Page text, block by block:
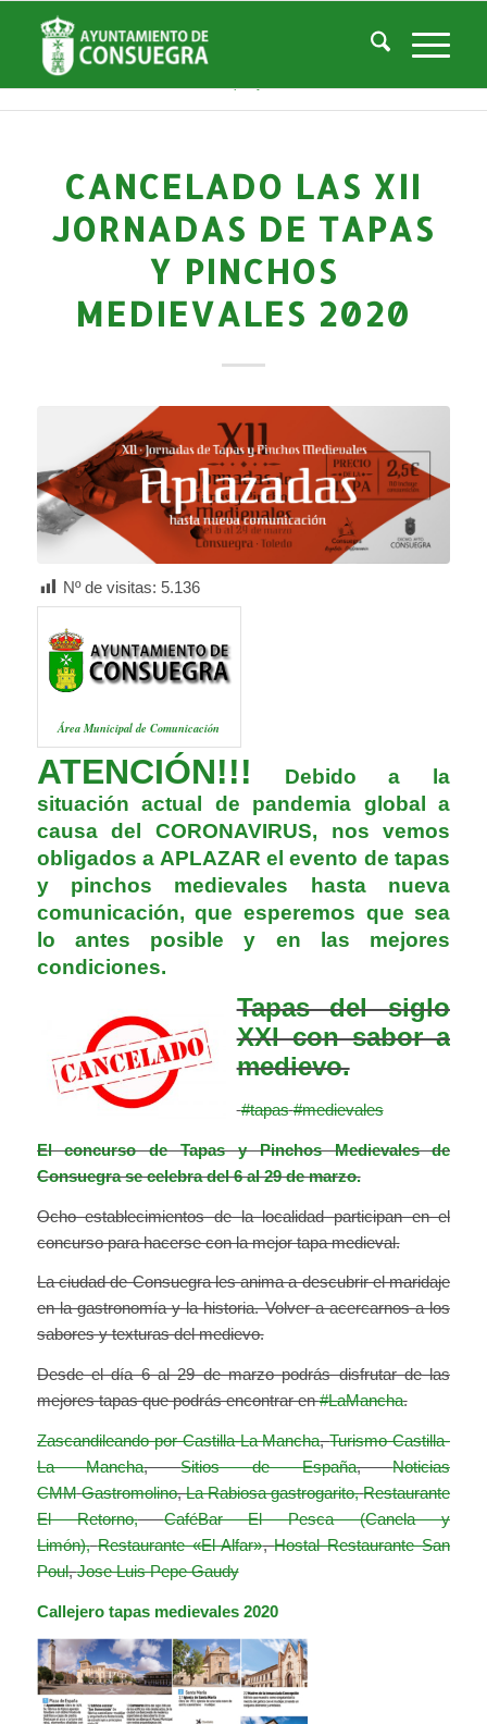
Noticias
Usted está aquí: Inicio / Noticias Cultura /
Actividades culturales y educativas
CANCELADO LAS XII
JORNADAS DE TAPAS
Y PINCHOS
MEDIEVALES 2020
Nº de visitas: 5.136
Área Municipal de Comunicación
ATENCIÓN!!!
Debido a la
situación actual de pandemia global a
causa del CORONAVIRUS, nos vemos
obligados a APLAZAR el evento de tapas
y pinchos medievales hasta nueva
comunicación, que esperemos que sea
lo antes posible y en las mejores
condiciones.
Tapas del siglo
XXI con sabor a
medievo.
#tapas #medievales
El concurso de Tapas y Pinchos Medievales de
Consuegra se celebra del 6 al 29 de marzo.
Ocho establecimientos de la localidad participan en el
concurso para hacerse con la mejor tapa medieval.
La ciudad de Consuegra les anima a descubrir el maridaje
en la gastronomía y la historia. Volver a acercarnos a los
sabores y texturas del medievo.
Desde el día 6 al 29 de marzo podrás disfrutar de las
mejores tapas que podrás encontrar en#LaMancha.
Zascandileando por Castilla-La Mancha,Turismo Castilla-
La Mancha,Sitios de España,Noticias
CMM Gastromolino,La Rabiosa gastrogarito, Restaurante
El Retorno,
CaféBar El Pesca (Canela y
Limón), Restaurante «El Alfar»,Hostal Restaurante San
Poul,Jose Luis Pepe Gaudy
Callejero tapas medievales 2020